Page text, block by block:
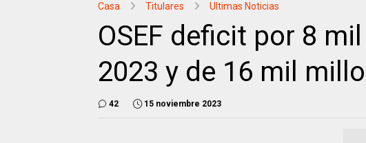
Casa Titulares Ultimas Noticias
OSEF deficit por 8
2023 y de 16 mil
42 15 noviembre 2023